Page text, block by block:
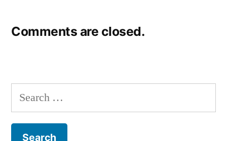
Comments are closed.
Search
for: